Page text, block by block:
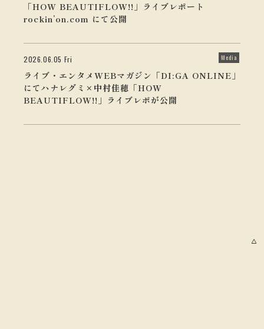
「HOW BEAUTIFLOW!!」ライブレポート
rockin’on.com にて公開
2026.06.05 Fri Media
ライブ・エンタメWEBマガジン「DI:GA ONLINE」
にてハナレグミ×中村佳穂「HOW
BEAUTIFLOW!!」ライブレポが公開